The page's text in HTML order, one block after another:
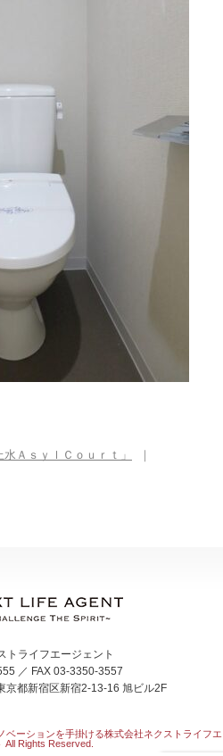
ＡｓｙｌＣｏｕｒｔ」 ｜
トライフエージェント
／ FAX 03-3350-3557
京都新宿区新宿2-13-16 旭ビル2F
ベーションを手掛ける株式会社ネクストライフエ
All Rights Reserved.